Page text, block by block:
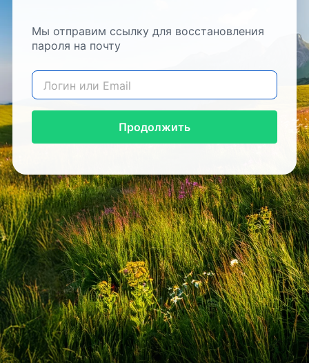
Мы отправим ссылку для восстановления
пароля на почту
Продолжить